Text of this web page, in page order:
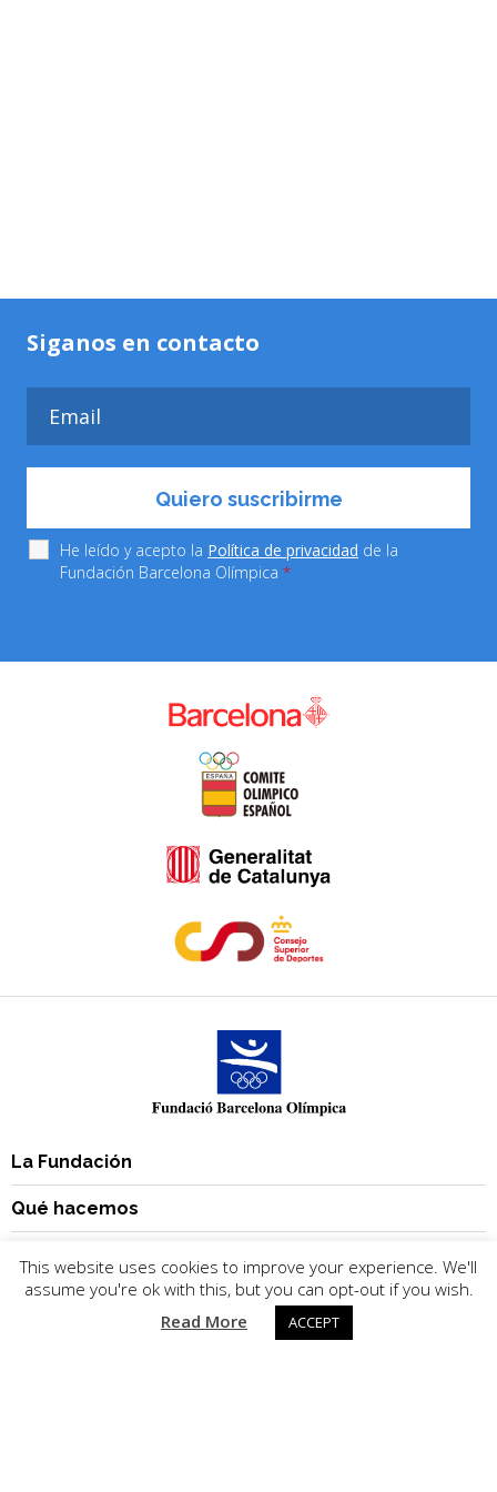
Siganos en contacto
He leído y acepto la Política de privacidad de la
Fundación Barcelona Olímpica *
La Fundación
Qué hacemos
Noticias
This website uses cookies to improve your experience. We'll
assume you're ok with this, but you can opt-out if you wish.
Read More
ACCEPT